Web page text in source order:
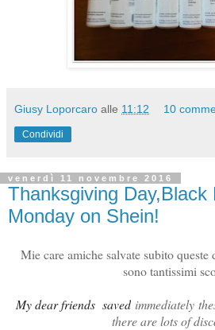
Giusy Loporcaro alle 11:12 10
Condividi
venerdì 11 novembre 2016
Thanksgiving Day,Black
Monday on Shein!
Mie care amiche salvate subito queste
sono tantissimi
My dear friends saved immediately
there are lots of